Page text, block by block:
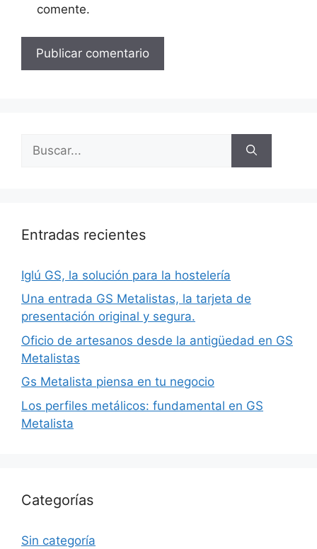
comente.
Entradas recientes
Iglú GS, la solución para la hostelería
Una entrada GS Metalistas, la tarjeta de
presentación original y segura.
Oficio de artesanos desde la antigüedad en GS
Metalistas
Gs Metalista piensa en tu negocio
Los perfiles metálicos: fundamental en GS
Metalista
Categorías
Sin categoría